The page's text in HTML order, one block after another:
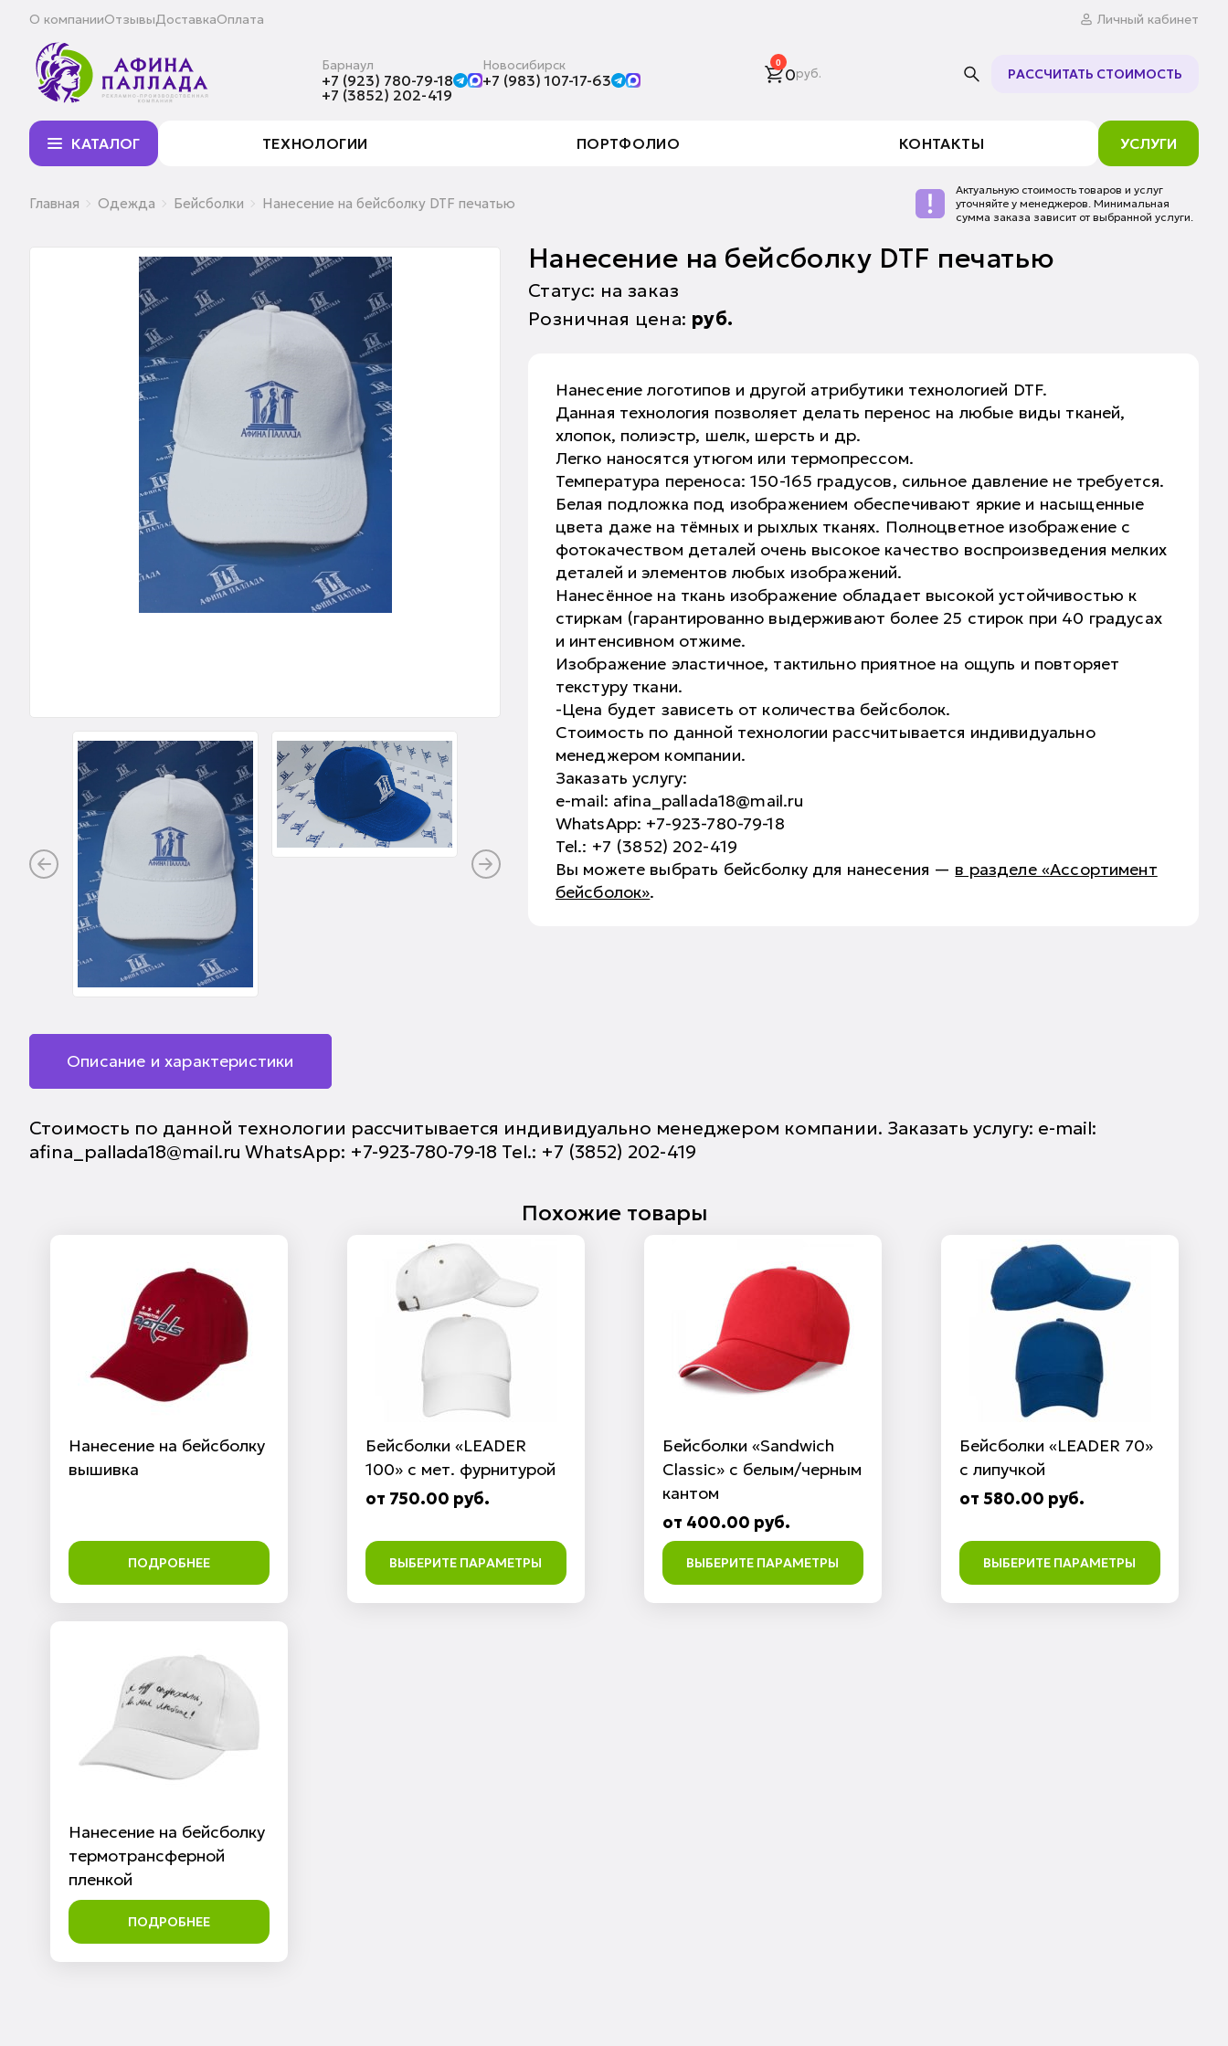
О компанииОтзывыДоставкаОплата Личный кабинет
Барнаул
+7 (923) 780-79-18
+7 (3852) 202-419
Новосибирск
+7 (983) 107-17-63
0
0руб. РАССЧИТАТЬ СТОИМОСТЬ
КАТАЛОГ ТЕХНОЛОГИИ ПОРТФОЛИО КОНТАКТЫ УСЛУГИ
Главная Одежда Бейсболки Нанесение на бейсболку DTF печатью
Актуальную стоимость товаров и услуг
уточняйте у менеджеров. Минимальная
сумма заказа зависит от выбранной услуги.
Нанесение на бейсболку DTF печатью
Статус: на заказ
Розничная цена: руб.
Нанесение логотипов и другой атрибутики технологией DTF.
Данная технология позволяет делать перенос на любые виды тканей,
хлопок, полиэстр, шелк, шерсть и др.
Легко наносятся утюгом или термопрессом.
Температура переноса: 150-165 градусов, сильное давление не требуется.
Белая подложка под изображением обеспечивают яркие и насыщенные
цвета даже на тёмных и рыхлых тканях. Полноцветное изображение с
фотокачеством деталей очень высокое качество воспроизведения мелких
деталей и элементов любых изображений.
Нанесённое на ткань изображение обладает высокой устойчивостью к
стиркам (гарантированно выдерживают более 25 стирок при 40 градусах
и интенсивном отжиме.
Изображение эластичное, тактильно приятное на ощупь и повторяет
текстуру ткани.
-Цена будет зависеть от количества бейсболок.
Стоимость по данной технологии рассчитывается индивидуально
менеджером компании.
Заказать услугу:
e-mail: afina_pallada18@mail.ru
WhatsApp: +7-923-780-79-18
Tel.: +7 (3852) 202-419
Вы можете выбрать бейсболку для нанесения — в разделе «Ассортимент
бейсболок».
Описание и характеристики
Стоимость по данной технологии рассчитывается индивидуально менеджером компании. Заказать услугу: e-mail:
afina_pallada18@mail.ru WhatsApp: +7-923-780-79-18 Tel.: +7 (3852) 202-419
Похожие товары
Нанесение на бейсболку
вышивка
ПОДРОБНЕЕ
Бейсболки «LEADER
100» с мет. фурнитурой
от 750.00 руб.
ВЫБЕРИТЕ ПАРАМЕТРЫ
Бейсболки «Sandwich
Classic» с белым/черным
кантом
от 400.00 руб.
ВЫБЕРИТЕ ПАРАМЕТРЫ
Бейсболки «LEADER 70»
с липучкой
от 580.00 руб.
ВЫБЕРИТЕ ПАРАМЕТРЫ
Нанесение на бейсболку
термотрансферной
пленкой
ПОДРОБНЕЕ